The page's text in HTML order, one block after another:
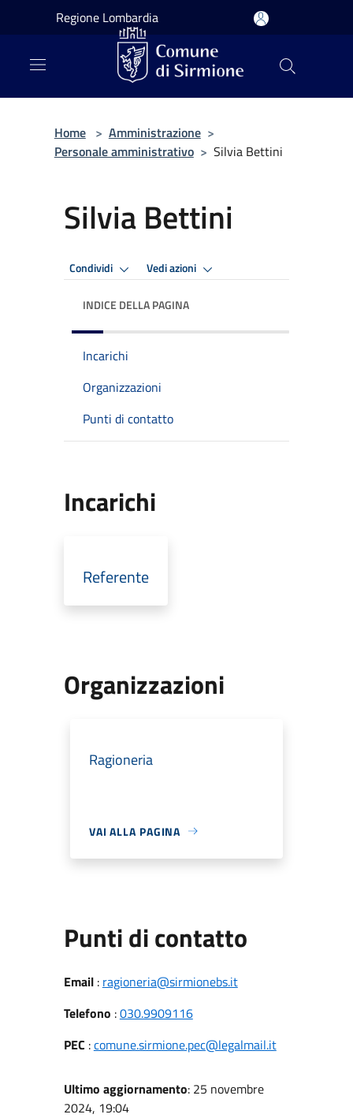
Salta al contenuto principale
Regione Lombardia
Home > Amministrazione >
Personale amministrativo > Silvia Bettini
Silvia Bettini
Condividi Vedi azioni
INDICE DELLA PAGINA
Incarichi
Organizzazioni
Punti di contatto
Incarichi
Referente
Organizzazioni
Ragioneria
VAI ALLA PAGINA
Punti di contatto
Email: ragioneria@sirmionebs.it
Telefono :030.9909116
PEC :comune.sirmione.pec@legalmail.it
Ultimo aggiornamento: 25 novembre
2024, 19:04